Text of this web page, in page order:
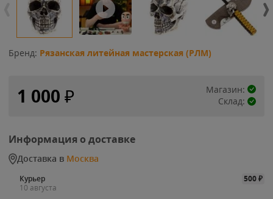
Бренд: Рязанская литейная мастерская (РЛМ)
1 000 ₽
Магазин:
Склад:
Информация о доставке
Доставка в Москва
Курьер 500₽
10 августа